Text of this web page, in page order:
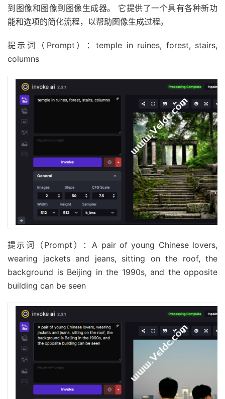
到图像和图像到图像生成器。 它提供了一个具有各种新功
能和选项的简化流程，以帮助图像生成过程。
提示词（Prompt）：temple in ruines, forest, stairs,
columns
提示词（Prompt）：A pair of young Chinese lovers,
wearing jackets and jeans, sitting on the roof, the
background is Beijing in the 1990s, and the opposite
building can be seen